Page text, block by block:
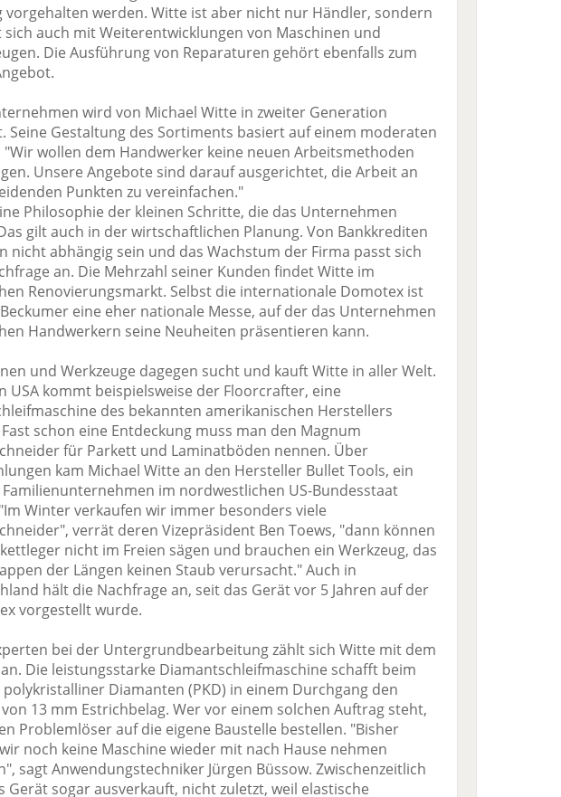
vorgehalten werden. Witte ist aber nicht nur Händler, sondern
sich auch mit Weiterentwicklungen von Maschinen und
Die Ausführung von Reparaturen gehört ebenfalls zum
wird von Michael Witte in zweiter Generation
Seine Gestaltung des Sortiments basiert auf einem moderaten
"Wir wollen dem Handwerker keine neuen Arbeitsmethoden
Unsere Angebote sind darauf ausgerichtet, die Arbeit an
Punkten zu vereinfachen."
Philosophie der kleinen Schritte, die das Unternehmen
gilt auch in der wirtschaftlichen Planung. Von Bankkrediten
nicht abhängig sein und das Wachstum der Firma passt sich
an. Die Mehrzahl seiner Kunden findet Witte im
Renovierungsmarkt. Selbst die internationale Domotex ist
eine eher nationale Messe, auf der das Unternehmen
Handwerkern seine Neuheiten präsentieren kann.
und Werkzeuge dagegen sucht und kauft Witte in aller Welt.
USA kommt beispielsweise der Floorcrafter, eine
des bekannten amerikanischen Herstellers
Fast schon eine Entdeckung muss man den Magnum
für Parkett und Laminatböden nennen. Über
kam Michael Witte an den Hersteller Bullet Tools, ein
Familienunternehmen im nordwestlichen US-Bundesstaat
Winter verkaufen wir immer besonders viele
verrät deren Vizepräsident Ben Toews, "dann können
nicht im Freien sägen und brauchen ein Werkzeug, das
der Längen keinen Staub verursacht." Auch in
hält die Nachfrage an, seit das Gerät vor 5 Jahren auf der
vorgestellt wurde.
bei der Untergrundbearbeitung zählt sich Witte mit dem
Die leistungsstarke Diamantschleifmaschine schafft beim
polykristalliner Diamanten (PKD) in einem Durchgang den
13 mm Estrichbelag. Wer vor einem solchen Auftrag steht,
Problemlöser auf die eigene Baustelle bestellen. "Bisher
noch keine Maschine wieder mit nach Hause nehmen
sagt Anwendungstechniker Jürgen Büssow. Zwischenzeitlich
Gerät sogar ausverkauft, nicht zuletzt, weil elastische